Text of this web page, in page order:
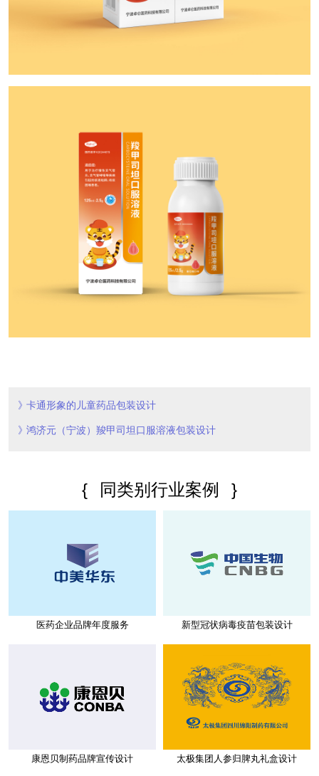
卡通形象的儿童药品包装设计
鸿济元（宁波）羧甲司坦口服溶液包装设计
{ 同类别行业案例 }
医药企业品牌年度服务 新型冠状病毒疫苗包装设计
康恩贝制药品牌宣传设计 太极集团人参归脾丸礼盒设计